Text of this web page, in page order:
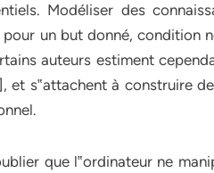
Modéliser des
un but donné, condition
auteurs estiment
et s‟attachent à construire
que l‟ordinateur ne